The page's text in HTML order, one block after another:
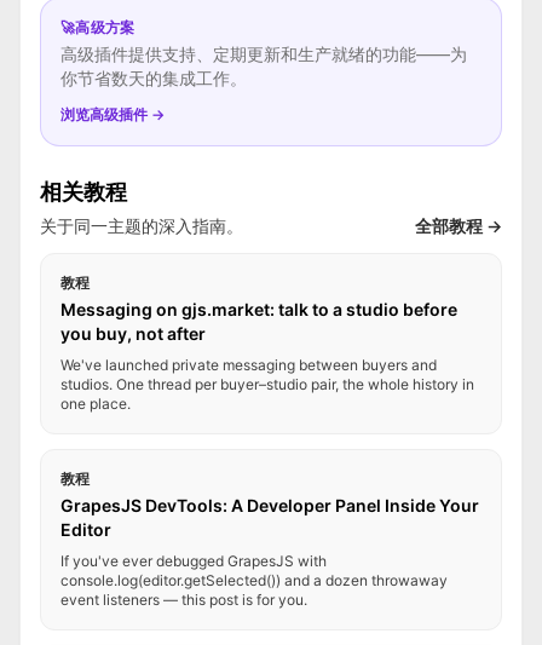
🚀高级方案
高级插件提供支持、定期更新和生产就绪的功能——为
你节省数天的集成工作。
浏览高级插件 →
相关教程
关于同一主题的深入指南。 全部教程 →
教程
Messaging on gjs.market: talk to a studio before
you buy, not after
We've launched private messaging between buyers and
studios. One thread per buyer–studio pair, the whole history in
one place.
教程
GrapesJS DevTools: A Developer Panel Inside Your
Editor
If you've ever debugged GrapesJS with
console.log(editor.getSelected()) and a dozen throwaway
event listeners — this post is for you.